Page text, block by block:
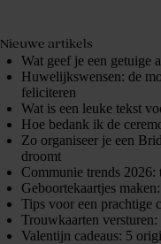
Nieuwe artikels
Wat geef je een getuige
Huwelijkswensen: de
feliciteren
Wat is een leuke tekst
Hoe bedank ik de
Zo organiseer je een
droomt
Communie trends
Geboortekaartjes
Tips voor een prachtige
Trouwkaarten
Valentijn cadeaus: 5